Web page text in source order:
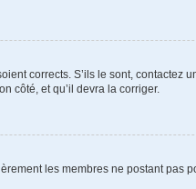
corrects. S’ils le sont, contactez
côté, et qu’il devra la corriger.
les membres ne postant pas